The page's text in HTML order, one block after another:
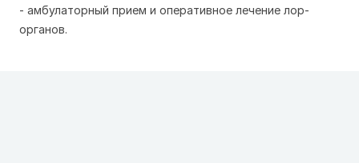
- амбулаторный прием и оперативное лечение лор-
органов.